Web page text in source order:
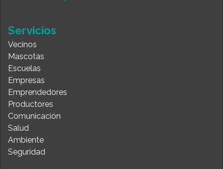
Servicios
Vecinos
Mascotas
Escuelas
Empresas
Emprendedores
Productores
Comunicación
Salud
Ambiente
Seguridad